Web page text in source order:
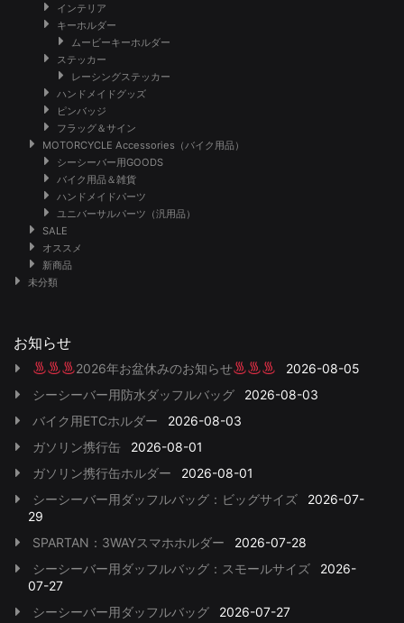
インテリア
キーホルダー
ムービーキーホルダー
ステッカー
レーシングステッカー
ハンドメイドグッズ
ピンバッジ
フラッグ＆サイン
MOTORCYCLE Accessories（バイク用品）
シーシーバー用GOODS
バイク用品＆雑貨
ハンドメイドパーツ
ユニバーサルパーツ（汎用品）
SALE
オススメ
新商品
未分類
お知らせ
2026年お盆休みのお知らせ
2026-08-05
シーシーバー用防水ダッフルバッグ
2026-08-03
バイク用ETCホルダー
2026-08-03
ガソリン携行缶
2026-08-01
ガソリン携行缶ホルダー
2026-08-01
シーシーバー用ダッフルバッグ：ビッグサイズ
2026-07-
29
SPARTAN：3WAYスマホホルダー
2026-07-28
シーシーバー用ダッフルバッグ：スモールサイズ
2026-
07-27
シーシーバー用ダッフルバッグ
2026-07-27